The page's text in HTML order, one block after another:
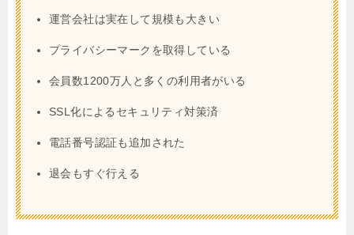
運営会社は実在して規模も大きい
プライバシーマークを取得している
会員数1200万人と多くの利用者がいる
SSL化によるセキュリティ対策済
電話番号認証も追加された
退会もすぐ行える